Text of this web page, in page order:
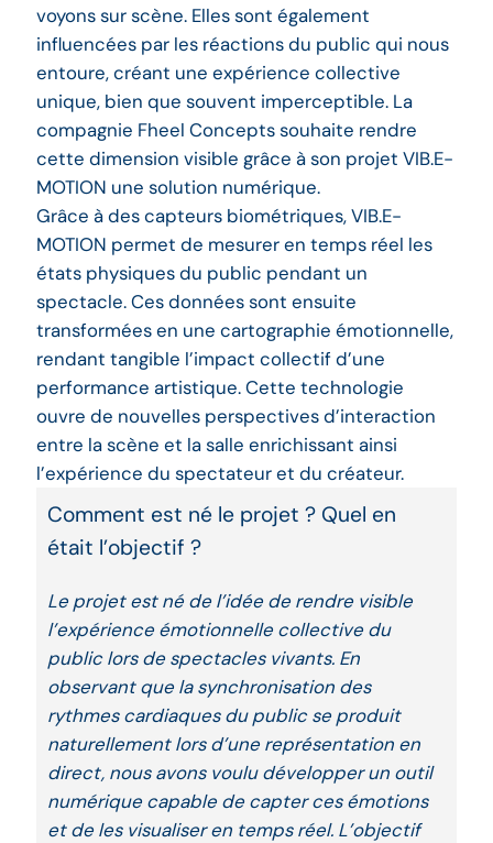
voyons sur scène. Elles sont également
influencées par les réactions du public qui nous
entoure, créant une expérience collective
unique, bien que souvent imperceptible. La
compagnie Fheel Concepts souhaite rendre
cette dimension visible grâce à son projet VIB.E-
MOTION une solution numérique.
Grâce à des capteurs biométriques, VIB.E-
MOTION permet de mesurer en temps réel les
états physiques du public pendant un
spectacle. Ces données sont ensuite
transformées en une cartographie émotionnelle,
rendant tangible l’impact collectif d’une
performance artistique. Cette technologie
ouvre de nouvelles perspectives d’interaction
entre la scène et la salle enrichissant ainsi
l’expérience du spectateur et du créateur.
Comment est né le projet ? Quel en
était l’objectif ?
Le projet est né de l’idée de rendre visible
l’expérience émotionnelle collective du
public lors de spectacles vivants. En
observant que la synchronisation des
rythmes cardiaques du public se produit
naturellement lors d’une représentation en
direct, nous avons voulu développer un outil
numérique capable de capter ces émotions
et de les visualiser en temps réel. L’objectif